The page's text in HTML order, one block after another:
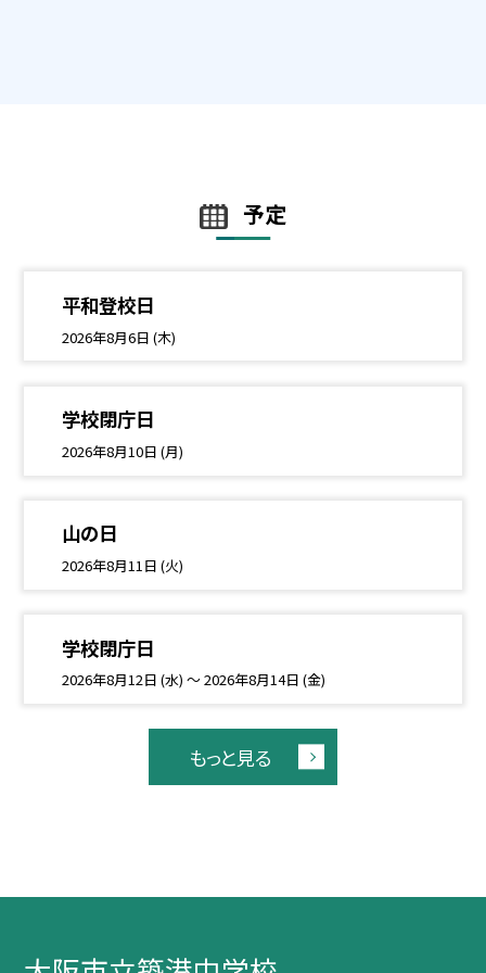
予定
平和登校日
2026年8月6日 (木)
学校閉庁日
2026年8月10日 (月)
山の日
2026年8月11日 (火)
学校閉庁日
2026年8月12日 (水) ～ 2026年8月14日 (金)
もっと見る